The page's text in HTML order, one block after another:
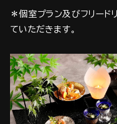
＊個室プラン及びフリー
ていただきます。